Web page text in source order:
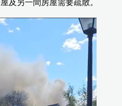
及另一間房屋需要疏散。